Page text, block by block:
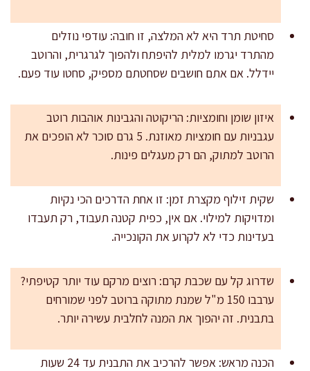
סחיטת תרד היא לא המלצה, זו חובה: עודפי נוזלים
מהתרד יגרמו למלית להיפתח ולהפוך לגרגרית, והרוטב
יידלל. אם אתם חושבים שסחטתם מספיק, סחטו עוד פעם.
איזון שומן וחומציות: הריקוטה והגבינות אוהבות רוטב
עגבניות עם חומציות מאוזנת. 5 גרם סוכר לא הופכים את
הרוטב למתוק, הם רק מעגלים פינות.
שקית זילוף מקצרת זמן: זו אחת הדרכים הכי נקיות
ומדויקות למילוי. אם אין, כפית קטנה תעבוד, רק תעבדו
בעדינות כדי לא לקרוע את הקונכייה.
שדרוג קל עם שכבת קרם: רוצים מרקם עוד יותר קטיפתי?
ערבבו 150 מ"ל שמנת מתוקה ברוטב לפני שמורחים
בתבנית. זה יהפוך את המנה לחלבית עשירה יותר.
הכנה מראש: אפשר להרכיב את התבנית עד 24 שעות